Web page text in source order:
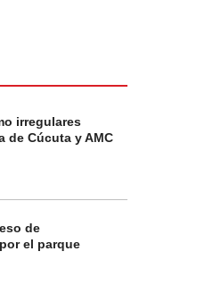
irregulares
de Cúcuta y AMC
de
el parque